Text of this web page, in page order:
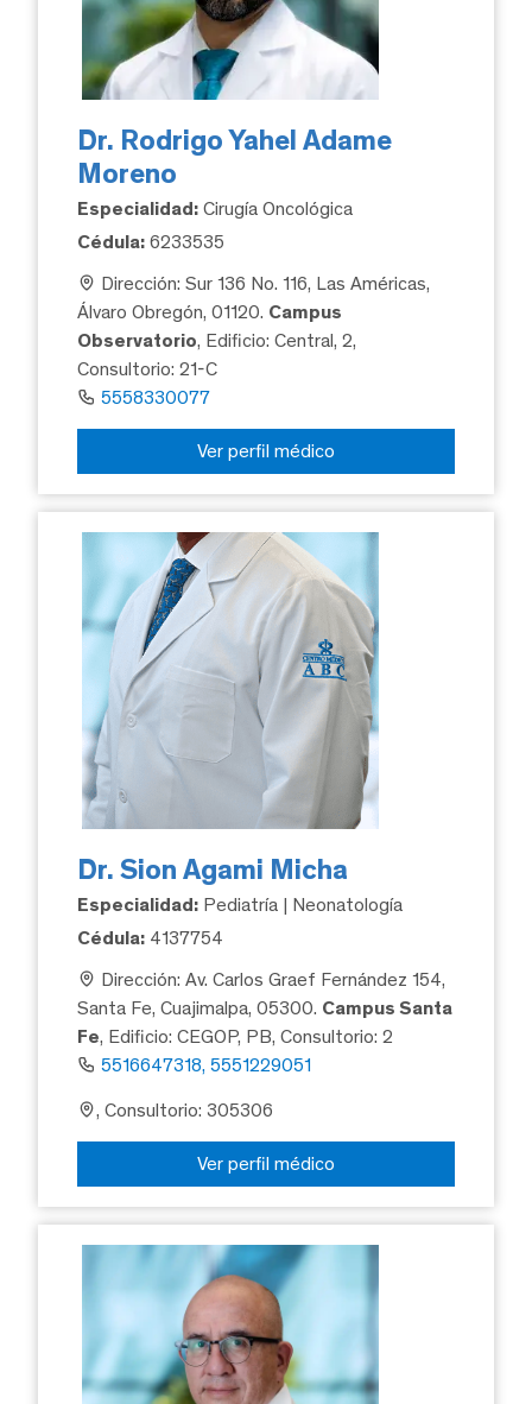
Dr. Rodrigo Yahel Adame
Moreno
Especialidad: Cirugía Oncológica
Cédula: 6233535
Dirección: Sur 136 No. 116, Las Américas,
Álvaro Obregón, 01120. Campus
Observatorio, Edificio: Central, 2,
Consultorio: 21-C
5558330077
Ver perfil médico
Dr. Sion Agami Micha
Especialidad: Pediatría | Neonatología
Cédula: 4137754
Dirección: Av. Carlos Graef Fernández 154,
Santa Fe, Cuajimalpa, 05300. Campus Santa
Fe, Edificio: CEGOP, PB, Consultorio: 2
5516647318, 5551229051
, Consultorio: 305306
Ver perfil médico